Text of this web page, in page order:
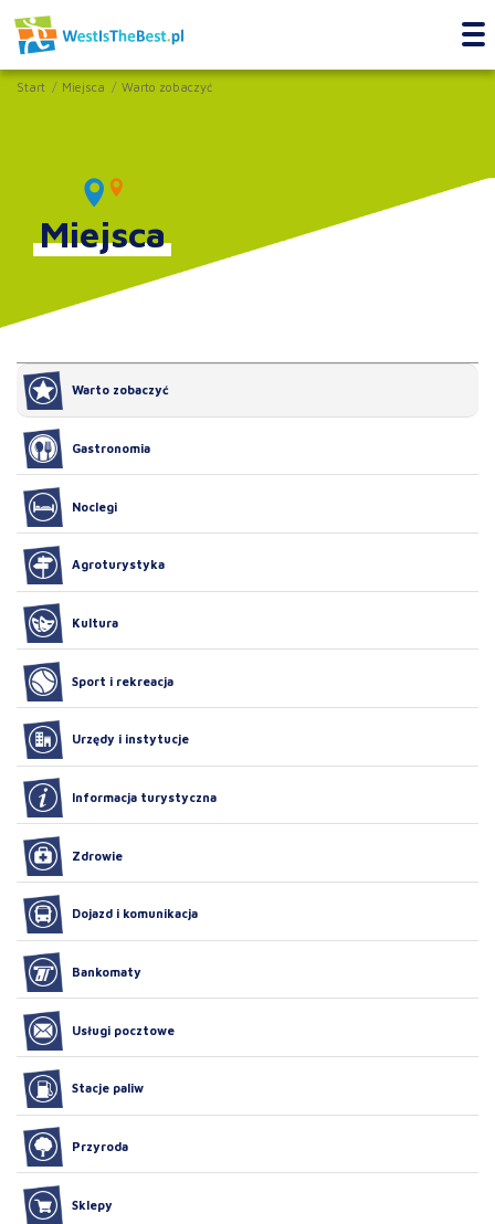
Start Miejsca Warto zobaczyć
Miejsca
Warto zobaczyć
Gastronomia
Noclegi
Agroturystyka
Kultura
Sport i rekreacja
Urzędy i instytucje
Informacja turystyczna
Zdrowie
Dojazd i komunikacja
Bankomaty
Usługi pocztowe
Stacje paliw
Przyroda
Sklepy